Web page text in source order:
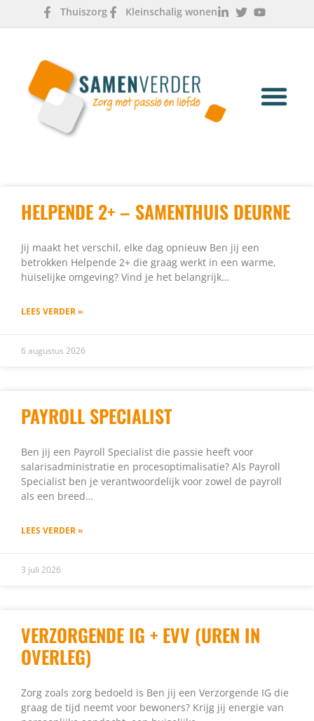
Thuiszorg Kleinschalig wonen
HELPENDE 2+ – SAMENTHUIS DEURNE
Jij maakt het verschil, elke dag opnieuw Ben jij een
betrokken Helpende 2+ die graag werkt in een warme,
huiselijke omgeving? Vind je het belangrijk…
LEES VERDER »
6 augustus 2026
PAYROLL SPECIALIST
Ben jij een Payroll Specialist die passie heeft voor
salarisadministratie en procesoptimalisatie? Als Payroll
Specialist ben je verantwoordelijk voor zowel de payroll
als een breed…
LEES VERDER »
3 juli 2026
VERZORGENDE IG + EVV (UREN IN
OVERLEG)
Zorg zoals zorg bedoeld is Ben jij een Verzorgende IG die
graag de tijd neemt voor bewoners? Krijg jij energie van